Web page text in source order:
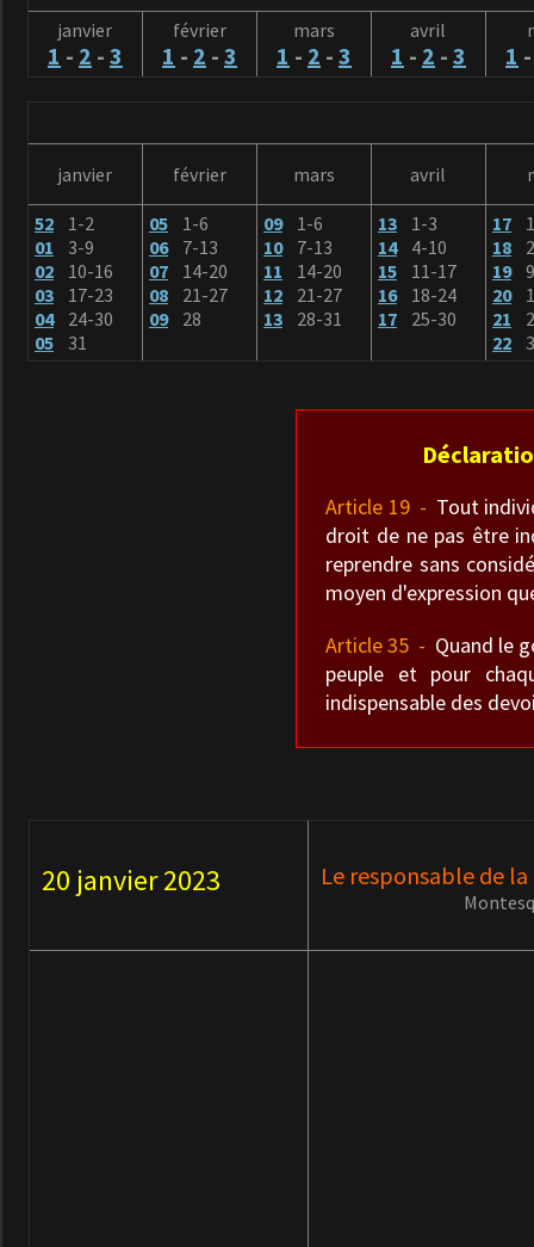
janvier
1 - 2 - 3
février
1 - 2 - 3
mars
1 - 2 - 3
avril
1 - 2 - 3 1
janvier février mars avril
52 1-2
01 3-9
02 10-16
03 17-23
0424-30
05 31
05 1-6
067-13
07 14-20
08 21-27
0928
091-6
107-13
11 14-20
12 21-27
13 28-31
13 1-3
144-10
15 11-17
1618-24
17 25-30
17 1
18
19
20
21
22
Article 19 - Tout
droit de ne pas être
reprendre sans
moyen d'expression
Article 35 - Quand le
peuple et pour
indispensable des
20 janvier 2023 Le responsable de